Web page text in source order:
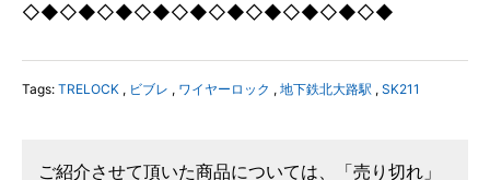
◇◆◇◆◇◆◇◆◇◆◇◆◇◆◇◆◇◆◇◆
Tags: TRELOCK , ビブレ , ワイヤーロック , 地下鉄北大路駅 , SK211
ご紹介させて頂いた商品については、「売り切れ」